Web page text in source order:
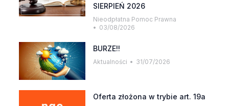
SIERPIEŃ 2026
Nieodpłatna Pomoc Prawna
03/08/2026
BURZE!!
Aktualności 31/07/2026
Oferta złożona w trybie art. 19a